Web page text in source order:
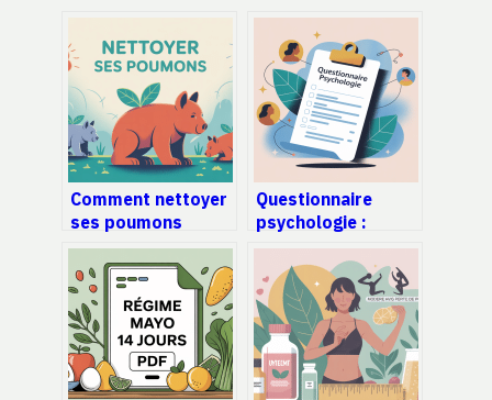
Comment nettoyer
ses poumons
naturellement et
retrouver une
meilleure
respiration
Questionnaire
psychologie :
usages, exemples
et limites à
connaître